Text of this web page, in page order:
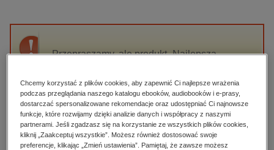
budownictwo, aranżacja wnętrz
darmowe wydania
edukacja
hobby, sport, rozrywka
komputery, internet, technologie, informatyka
Przepraszamy, ale produkt „Najlepsza
High-contrast mode
Polecane
Chcemy korzystać z plików cookies, aby zapewnić Ci najlepsze wrażenia
podczas przeglądania naszego katalogu ebooków, audiobooków i e-prasy,
dostarczać spersonalizowane rekomendacje oraz udostępniać Ci najnowsze
funkcje, które rozwijamy dzięki analizie danych i współpracy z naszymi
partnerami. Jeśli zgadzasz się na korzystanie ze wszystkich plików cookies,
kliknij „Zaakceptuj wszystkie”. Możesz również dostosować swoje
preferencje, klikając „Zmień ustawienia”. Pamiętaj, że zawsze możesz